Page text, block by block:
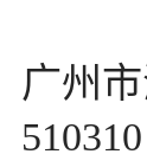
广州
510310